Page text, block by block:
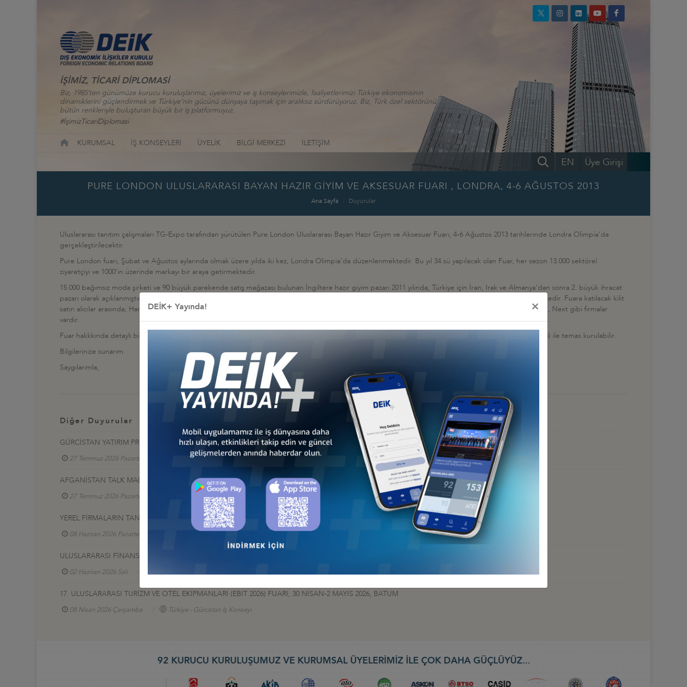
İŞİMİZ, TİCARİ DİPLOMASİ
Biz, 1985’ten günümüze kurucu kuruluşlarımız, üyelerimiz ve iş konseylerimizle, faaliyetlerimizi Türkiye ekonomisinin
dinamiklerini güçlendirmek ve Türkiye’nin gücünü dünyaya taşımak için aralıksız sürdürüyoruz. Biz, Türk özel sektörünü
bütün renkleriyle buluşturan büyük bir iş platformuyuz.
#İşimizTicariDiplomasi
KURUMSAL İŞ KONSEYLERİ ÜYELİK BİLGİ MERKEZİ İLETİŞİM
Üye Girişi
EN
PURE LONDON ULUSLARARASI BAYAN HAZIR GİYİM VE AKSESUAR FUARI , LONDRA, 4-6 AĞUSTOS 2013
Ana Sayfa Duyurular
Uluslararası tanıtım çalışmaları TG-Expo tarafından yürütülen Pure London Uluslararası Bayan Hazır Giyim ve Aksesuar Fuarı, 4-6 Ağustos 2013 tarihlerinde Londra Olimpia’da
gerçekleştirilecektir.
Pure London fuarı, Şubat ve Ağustos aylarında olmak üzere yılda iki kez, Londra Olimpia’da düzenlenmektedir. Bu yıl 34.sü yapılacak olan Fuar, her sezon 13.000 sektörel
ziyaretçiyi ve 1000’in üzerinde markayı bir araya getirmektedir.
15.000 bağımsız moda şirketi ve 90 büyük parekende satış mağazası bulunan İngiltere hazır giyim pazarı 2011 yılında, Türkiye için İran, Irak ve Almanya’dan sonra 2. büyük ihracat
pazarı olarak açıklanmıştır. İngiliz hazır giyim ve tekstil üretimi azalmakta olup, Türkiye hazır giyim ihracatını sürekli arttırmakta ve Türk firmaları ilgi görmektedir. Fuara katılacak kilit
satın alıcılar arasında; Harvey Nicholes, Fenwick, Debenhams, Harrods, John Lewis, House of Fraser, River Island, Selfridges, Amazon, Black White Denim, Next gibi firmalar
vardır.
Fuar hakkkında detaylı bilgi için TG Expo Uluslararası Fuarcılık A.Ş. ( İlayda Çolak, Bölge Satış ve Pazarlama Sorumlusu,
0216 338 45 25) ile temas kurulabilir.
Bilgilerinize sunarım.
Saygılarımla,
Diğer Duyurular
GÜRCİSTAN YATIRIM PROJELERİ HK.
27 Temmuz 2026 Pazartesi Türkiye - Gürcistan İş Konseyi
AFGANİSTAN TALK MADEN SAHASI GELİŞTİRME İHALESİ HK
27 Temmuz 2026 Pazartesi Türkiye - Afganistan İş Konseyi
YEREL FİRMALARIN TANITIM SERGİSİ, 17-20 HAZİRAN 2026, BAKÜ
08 Haziran 2026 Pazartesi Türkiye - Azerbaycan İş Konseyi
ULUSLARARASI FİNANS VE BANKACILIK ZİRVESİ 2026: TÜRK DEVLETLERİNİN KÜRESELFİNANSAL ENTEGRASYONU, 9-10 HAZİRAN 2026, BAKÜ
02 Haziran 2026 Salı
17. ULUSLARARASI TURİZM VE OTEL EKİPMANLARI (EBIT 2026) FUARI, 30 NİSAN-2 MAYIS 2026, BATUM
08 Nisan 2026 Çarşamba Türkiye - Gürcistan İş Konseyi
92 KURUCU KURULUŞUMUZ VE KURUMSAL ÜYELERİMİZ İLE ÇOK DAHA GÜÇLÜYÜZ...
DEİK+ Yayında! ×